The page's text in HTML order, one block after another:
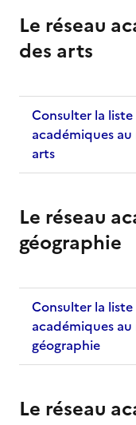
Le réseau
des arts
Consulter la
académiques
arts
Le réseau
géographie
Consulter la
académiques
géographie
Le réseau